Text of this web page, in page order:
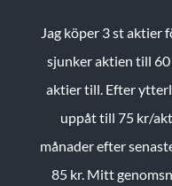
Jag köper 3 st aktier
sjunker aktien till 60
aktier till. Efter
uppåt till 75 kr/
månader efter
85 kr. Mitt